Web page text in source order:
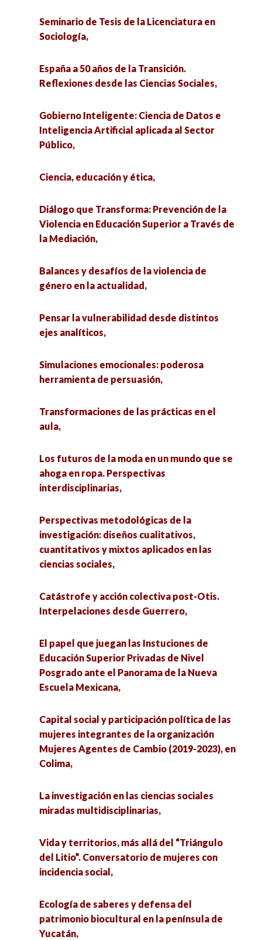
Seminario de Tesis de la Licenciatura en
Sociología,
España a 50 años de la Transición.
Reflexiones desde las Ciencias Sociales,
Gobierno Inteligente: Ciencia de Datos e
Inteligencia Artificial aplicada al Sector
Público,
Ciencia, educación y ética,
Diálogo que Transforma: Prevención de la
Violencia en Educación Superior a Través de
la Mediación,
Balances y desafíos de la violencia de
género en la actualidad,
Pensar la vulnerabilidad desde distintos
ejes analíticos,
Simulaciones emocionales: poderosa
herramienta de persuasión,
Transformaciones de las prácticas en el
aula,
Los futuros de la moda en un mundo que se
ahoga en ropa. Perspectivas
interdisciplinarias,
Perspectivas metodológicas de la
investigación: diseños cualitativos,
cuantitativos y mixtos aplicados en las
ciencias sociales,
Catástrofe y acción colectiva post-Otis.
Interpelaciones desde Guerrero,
El papel que juegan las Instuciones de
Educación Superior Privadas de Nivel
Posgrado ante el Panorama de la Nueva
Escuela Mexicana,
Capital social y participación política de las
mujeres integrantes de la organización
Mujeres Agentes de Cambio (2019-2023), en
Colima,
La investigación en las ciencias sociales
miradas multidisciplinarias,
Vida y territorios, más allá del “Triángulo
del Litio”. Conversatorio de mujeres con
incidencia social,
Ecología de saberes y defensa del
patrimonio biocultural en la península de
Yucatán,